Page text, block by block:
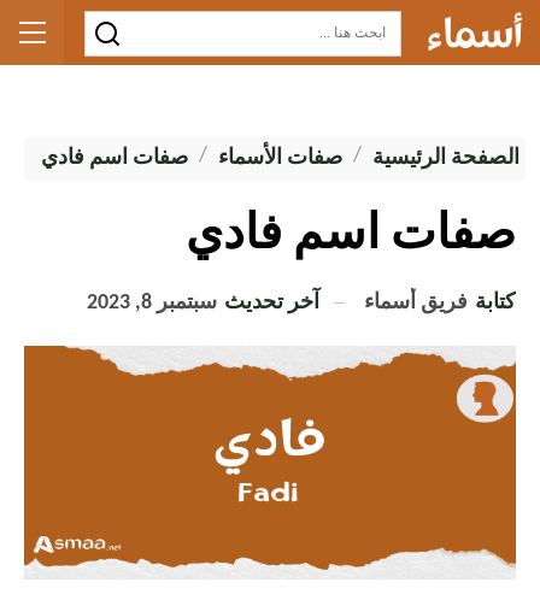
الصفحة الرئيسية صفات الأسماء صفات اسم فادي
صفات اسم فادي
كتابة فريق أسماء آخر تحديث سبتمبر 8, 2023